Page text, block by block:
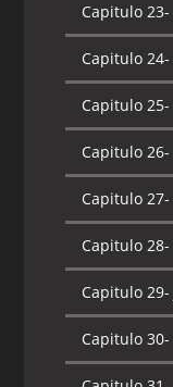
Capitulo 23-
Capitulo 24-
Capitulo 25-
Capitulo 26-
Capitulo 27-
Capitulo 28-
Capitulo 29-
Capitulo 30-